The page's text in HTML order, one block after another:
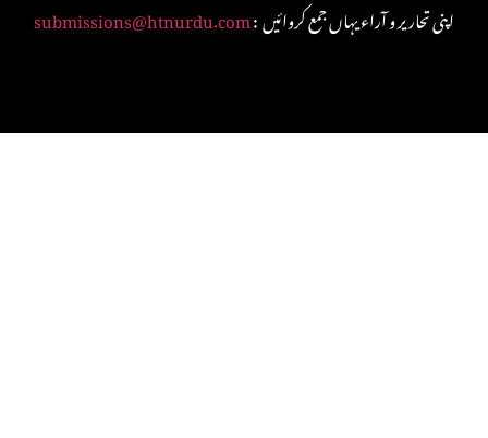
submissions@htnurdu.com : اپنی تحاریر و آراء یہاں جمع کروائیں